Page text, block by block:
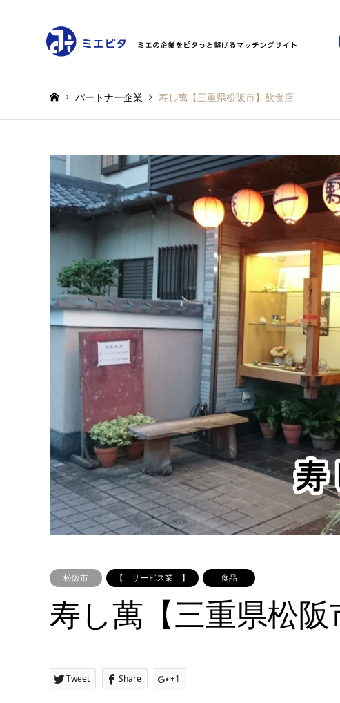
パートナー企業 寿し萬【三重県松阪市】飲食店
松阪市 【 サービス業 】 食品
寿し萬【三重県松阪
Tweet Share +1